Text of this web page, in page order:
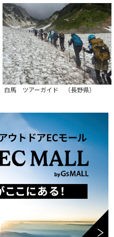
白馬 ツアーガイド （長野県）